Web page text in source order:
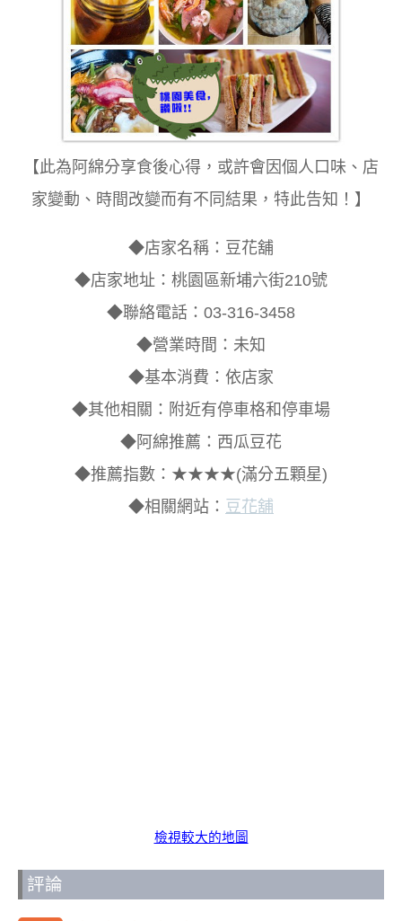
【此為阿綿分享食後心得，或許會因個人口味、店
家變動、時間改變而有不同結果，特此告知！】
◆店家名稱：豆花舖
◆店家地址：桃園區新埔六街210號
◆聯絡電話：03-316-3458
◆營業時間：未知
◆基本消費：依店家
◆其他相關：附近有停車格和停車場
◆阿綿推薦：西瓜豆花
◆推薦指數：★★★★(滿分五顆星)
◆相關網站： 豆花舖
檢視較大的地圖
評論